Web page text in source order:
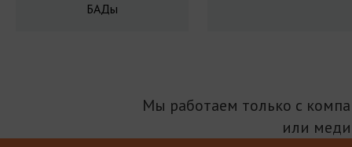
БАДы
Мы работаем только с
или